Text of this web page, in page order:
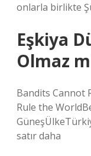
onlarla birlikte
Eşkiya
Olmaz
Bandits Cannot
Rule the
satır daha